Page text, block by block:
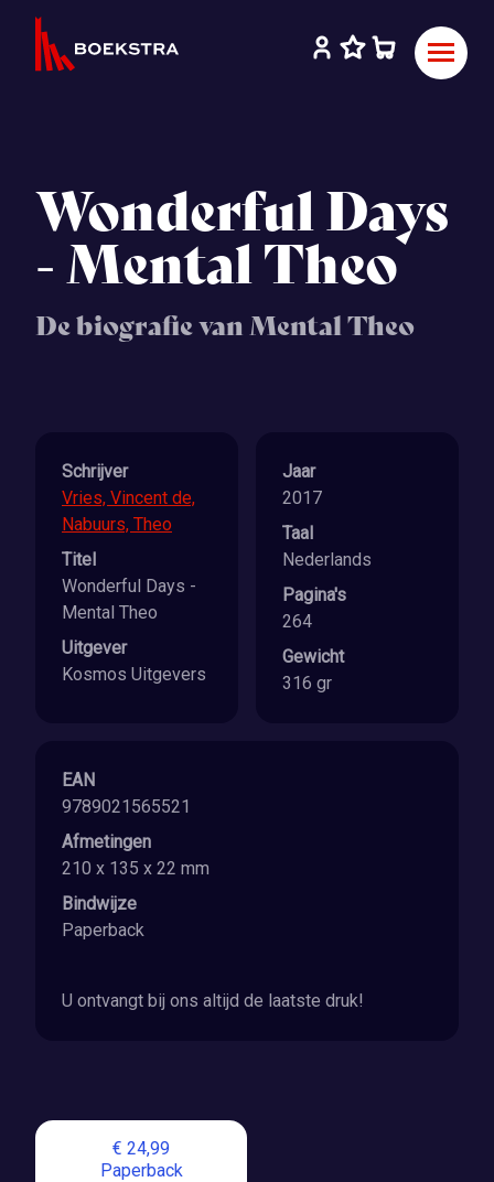
Wonderful Days
- Mental Theo
De biografie van Mental Theo
€ 24,99
Paperback
Schrijver
Vries, Vincent de,
Nabuurs, Theo
Titel
Wonderful Days -
Mental Theo
Uitgever
Kosmos Uitgevers
Jaar
2017
Taal
Nederlands
Pagina's
264
Gewicht
316 gr
EAN
9789021565521
Afmetingen
210 x 135 x 22 mm
Bindwijze
Paperback
U ontvangt bij ons altijd de laatste druk!